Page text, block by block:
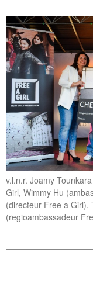
v.l.n.r. Joamy
Girl, Wimmy Hu
(directeur Free a Girl),
(regioambassadeur